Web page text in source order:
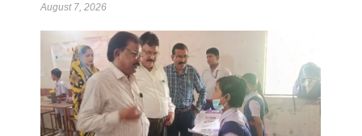
August 7, 2026